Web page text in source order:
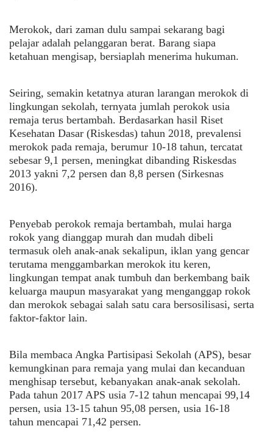
Merokok, dari zaman dulu sampai sekarang bagi
pelajar adalah pelanggaran berat. Barang siapa
ketahuan mengisap, bersiaplah menerima hukuman.
Seiring, semakin ketatnya aturan larangan merokok di
lingkungan sekolah, ternyata jumlah perokok usia
remaja terus bertambah. Berdasarkan hasil Riset
Kesehatan Dasar (Riskesdas) tahun 2018, prevalensi
merokok pada remaja, berumur 10-18 tahun, tercatat
sebesar 9,1 persen, meningkat dibanding Riskesdas
2013 yakni 7,2 persen dan 8,8 persen (Sirkesnas
2016).
Penyebab perokok remaja bertambah, mulai harga
rokok yang dianggap murah dan mudah dibeli
termasuk oleh anak-anak sekalipun, iklan yang gencar
terutama menggambarkan merokok itu keren,
lingkungan tempat anak tumbuh dan berkembang baik
keluarga maupun masyarakat yang menganggap rokok
dan merokok sebagai salah satu cara bersosilisasi, serta
faktor-faktor lain.
Bila membaca Angka Partisipasi Sekolah (APS), besar
kemungkinan para remaja yang mulai dan kecanduan
menghisap tersebut, kebanyakan anak-anak sekolah.
Pada tahun 2017 APS usia 7-12 tahun mencapai 99,14
persen, usia 13-15 tahun 95,08 persen, usia 16-18
tahun mencapai 71,42 persen.